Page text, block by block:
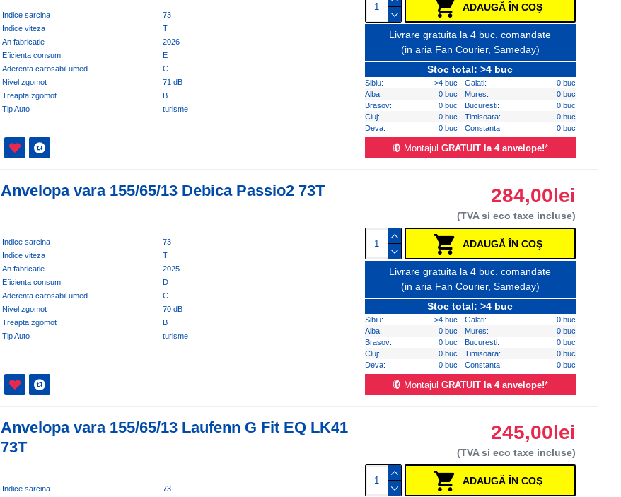
Indice sarcina
73
Indice viteza
T
An fabricatie
2026
Eficienta consum
E
Aderenta carosabil umed
C
Nivel zgomot
71 dB
Treapta zgomot
B
Tip Auto
turisme
ADAUGĂ ÎN COŞ
Livrare gratuita la 4 buc. comandate
(in aria Fan Courier, Sameday)
Stoc total: >4 buc
Sibiu: >4 buc Galati:
0 buc
Alba:
0 buc Mures:
0 buc
Brasov:
0 buc Bucuresti:
0 buc
Cluj:
0 buc Timisoara:
0 buc
Deva:
0 buc Constanta: 0 buc
MontajulGRATUIT la 4 anvelope!*
Anvelopa vara 155/65/13 Debica Passio2 73T
Indice sarcina
73
Indice viteza
T
An fabricatie
2025
Eficienta consum
D
Aderenta carosabil umed
C
Nivel zgomot
70 dB
Treapta zgomot
B
Tip Auto
turisme
284,00lei
(TVA si eco taxe incluse)
ADAUGĂ ÎN COŞ
Livrare gratuita la 4 buc. comandate
(in aria Fan Courier, Sameday)
Stoc total: >4 buc
Sibiu: >4 buc Galati:
0 buc
Alba:
0 buc Mures:
0 buc
Brasov:
0 buc Bucuresti:
0 buc
Cluj:
0 buc Timisoara:
0 buc
Deva:
0 buc Constanta: 0 buc
MontajulGRATUIT la 4 anvelope!*
Anvelopa vara 155/65/13 Laufenn G Fit EQ LK41
73T
Indice sarcina
73
245,00lei
(TVA si eco taxe incluse)
ADAUGĂ ÎN COŞ